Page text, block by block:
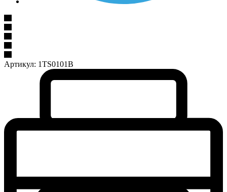
Артикул: 1TS0101B